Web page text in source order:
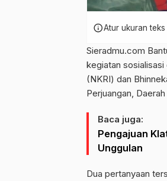
infoAtur ukuran
Sieradmu.com
kegiatan
(NKRI) dan
Perjuangan,
Baca juga:
Pengajuan
Unggulan
Dua pertanyaan